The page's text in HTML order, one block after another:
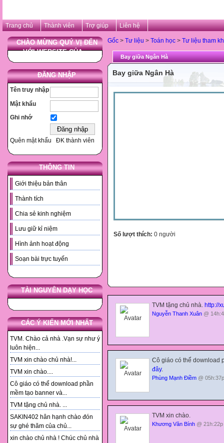
Trang chủ Thành viên Trợ giúp Liên hệ
CHÀO MỪNG QUÝ VỊ ĐẾN
VỚI WEBSITE CỦA ...
ĐĂNG NHẬP
Tên truy nhập
Mật khẩu
Ghi nhớ
Quên mật khẩu ĐK thành viên
THÔNG TIN
Giới thiệu bản thân
Thành tích
Chia sẻ kinh nghiệm
Lưu giữ kỉ niệm
Hình ảnh hoạt động
Soạn bài trực tuyến
TÀI NGUYÊN DẠY HỌC
CÁC Ý KIẾN MỚI NHẤT
TVM. Chào cả nhà .Vạn sự như ý
luôn hiện...
TVM xin chào chủ nhà!...
TVM xin chào....
Cô giáo có thể download phần
mềm tạo banner và...
TVM tặng chủ nhà. ...
SAKIN402 hân hạnh chào đón
sự ghé thăm của chủ...
xin chào chủ nhà ! Chúc chủ nhà
Gốc > Tư liệu > Toán học > Tư liệu tham
Bay giữa Ngân Hà
Bay giữa Ngân Hà
Số lượt thích: 0 người
TVM tặng chủ nhà. http://
Nguyễn Thanh Xuân @
Cô giáo có thể download
đây.
Phùng Mạnh Điềm @
TVM xin chào.
Khương Văn Bính @